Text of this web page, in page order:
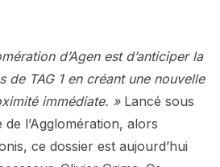
d’Agen est d’anticiper la
de TAG 1 en créant une nouvelle
immédiate. »Lancé sous
de l’Agglomération, alors
ce dossier est aujourd’hui